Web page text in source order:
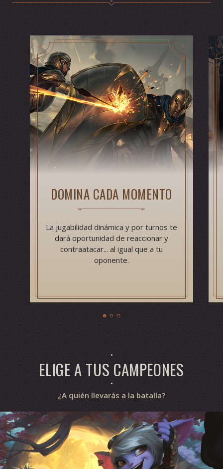
DOMINA CADA MOMENTO
La jugabilidad dinámica y por turnos te
dará oportunidad de reaccionar y
contraatacar... al igual que a tu
oponente.
ELIGE A TUS CAMPEONES
¿A quién llevarás a la batalla?